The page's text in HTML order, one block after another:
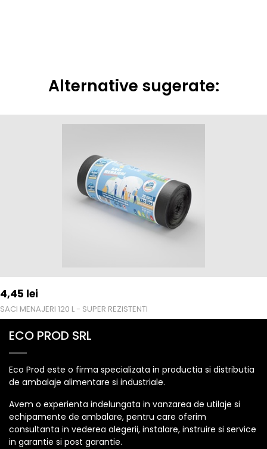
Alternative sugerate:
4,45 lei
SACI MENAJERI 120 L - SUPER REZISTENTI
ECO PROD SRL
Eco Prod este o firma specializata in productia si distributia
de ambalaje alimentare si industriale.
Avem o experienta indelungata in vanzarea de utilaje si
echipamente de ambalare, pentru care oferim
consultanta in vederea alegerii, instalare, instruire si service
in garantie si post garantie.